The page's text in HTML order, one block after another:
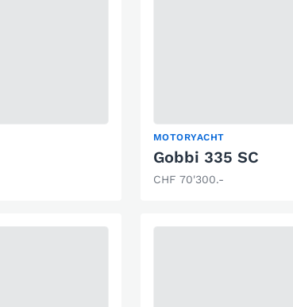
MOTORYACHT
Gobbi 335 SC
CHF 70'300.-